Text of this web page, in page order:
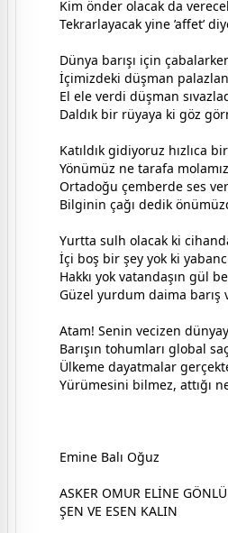
Kim önder olacak da
Tekrarlayacak yine ’affet’
Dünya barışı için
İçimizdeki düşman
El ele verdi düşman
Daldık bir rüyaya ki göz
Katıldık gidiyoruz hızlıca
Yönümüz ne tarafa
Ortadoğu çemberde ses
Bilginin çağı dedik
Yurtta sulh olacak ki
İçi boş bir şey yok ki
Hakkı yok vatandaşın gül
Güzel yurdum daima barış
Atam! Senin vecizen
Barışın tohumları global
Ülkeme dayatmalar
Yürümesini bilmez, attığı
Emine Balı Oğuz
ASKER OMUR ELİNE
ŞEN VE ESEN KALIN